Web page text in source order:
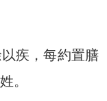
疾，每約置膳
。